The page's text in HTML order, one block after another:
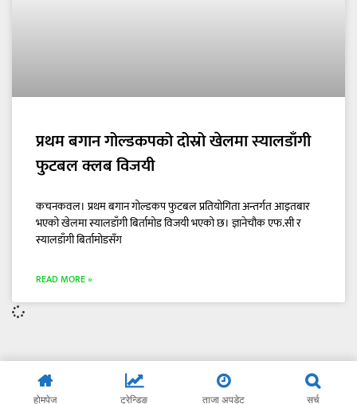
प्रथम बगान गोल्डकपको दोस्रो खेलमा स्यालडाँगी
फुटबल क्लब विजयी
कचनकवल। प्रथम बगान गोल्डकप फुटबल प्रतियोगिता अन्तर्गत आइतबार
भएको खेलमा स्यालडाँगी बिर्तामोड विजयी भएको छ। ज्ञानेचौक एफ.सी र
स्यालडाँगी बिर्तामोडसँग
READ MORE »
होमपेज ट्रेन्डिङ ताजा अपडेट सर्च